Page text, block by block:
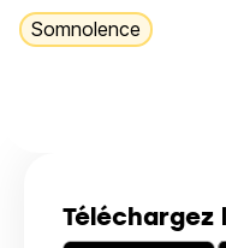
Téléchargez
Somnolence